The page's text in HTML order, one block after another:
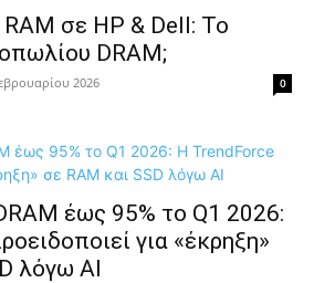
RAM σε HP & Dell: Το
DRAM;
2026 0
έως 95% το Q1 2026:
για «έκρηξη»
λόγω AI